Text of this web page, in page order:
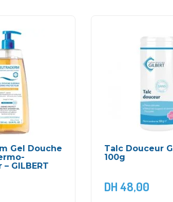
Gel Douche
GILBERT
Talc Douceur
100g
DH 48,00